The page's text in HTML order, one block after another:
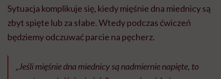
Sytuacja komplikuje się, kiedy mięśnie dna miednicy są
zbyt spięte lub za słabe. Wtedy podczas ćwiczeń
będziemy odczuwać parcie na pęcherz.
„Jeśli mięśnie dna miednicy są nadmiernie napięte, to